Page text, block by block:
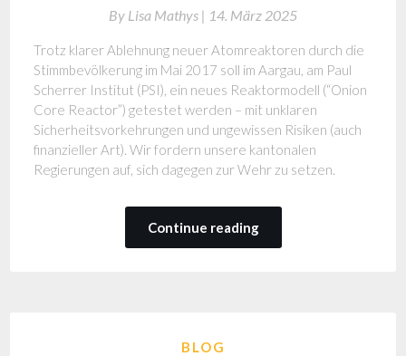
By Lisa Mathys | 14. März 2025
Trotz klarer Ablehnung neuer Atomreaktoren durch die
Stimmbevölkerung im Mai 2017 soll im Aargau, am Paul
Scherrer Institut (PSI), ein neues Reaktormodell (“Onion
Core Reactor”) getestet werden – mit unklaren
Sicherheitsvorkehrungen und ungewissen Risiken (auch
finanzieller Art). Wir fordern unsere kantonalen
Regierungen auf, sich dagegen zur Wehr zu setzen.
Continue reading
BLOG